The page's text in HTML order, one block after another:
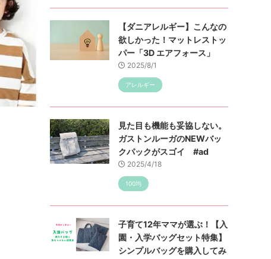
【ダニアレルギー】こんなの
欲しかった！マットレストッ
パー「3D エアフォース」
2025/8/1
アレルギー
見た目も機能も妥協しない。
ガストンルーガのNEWバッ
クパックがスゴイ #ad
2025/4/18
100均
子育て12年ママが選ぶ！【入
園・入学バッグセット特集】
シンプルバッグを購入してみ